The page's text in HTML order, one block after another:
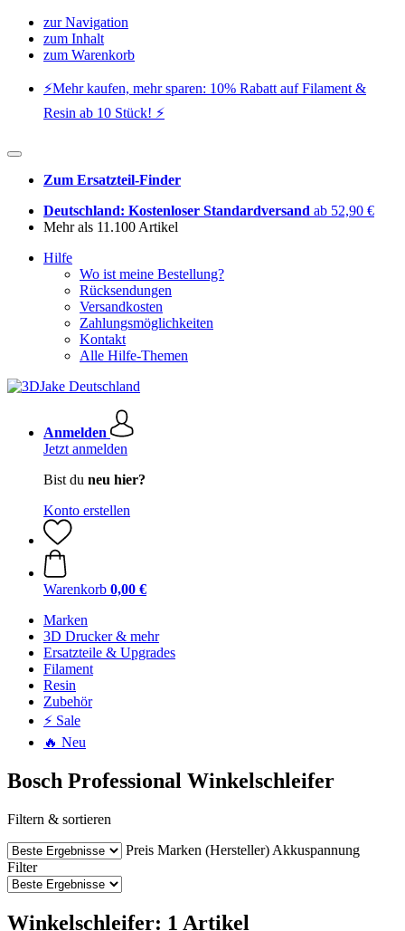
zur Navigation
zum Inhalt
zum Warenkorb
⚡️Mehr kaufen, mehr sparen: 10% Rabatt auf Filament &
Resin ab 10 Stück! ⚡️
Zum Ersatzteil-Finder
Deutschland: Kostenloser Standardversand ab 52,90 €
Mehr als 11.100 Artikel
Hilfe
Wo ist meine Bestellung?
Rücksendungen
Versandkosten
Zahlungsmöglichkeiten
Kontakt
Alle Hilfe-Themen
Anmelden
Jetzt anmelden
Bist du neu hier?
Konto erstellen
Warenkorb 0,00 €
Marken
3D Drucker & mehr
Ersatzteile & Upgrades
Filament
Resin
Zubehör
⚡ Sale
🔥 Neu
Bosch Professional Winkelschleifer
Filtern & sortieren
Preis Marken (Hersteller) Akkuspannung
Filter
Winkelschleifer: 1 Artikel